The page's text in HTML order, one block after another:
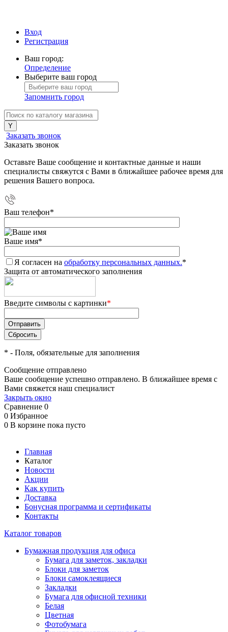
Вход
Регистрация
Ваш город:
Определение
Выберите ваш город
Запомнить город
Заказать звонок
Заказать звонок
Оставьте Ваше сообщение и контактные данные и наши
специалисты свяжутся с Вами в ближайшее рабочее время для
решения Вашего вопроса.
Ваш телефон*
Ваше имя*
Я согласен на обработку персональных данных.*
Защита от автоматического заполнения
Введите символы с картинки*
* - Поля, обязательные для заполнения
Сообщение отправлено
Ваше сообщение успешно отправлено. В ближайшее время с
Вами свяжется наш специалист
Закрыть окно
Сравнение 0
0 Избранное
0 В корзине пока пусто
Главная
Каталог
Новости
Акции
Как купить
Доставка
Бонусная программа и сертификаты
Контакты
Каталог товаров
Бумажная продукция для офиса
Бумага для заметок, закладки
Блоки для заметок
Блоки самоклеящиеся
Закладки
Бумага для офисной техники
Белая
Цветная
Фотобумага